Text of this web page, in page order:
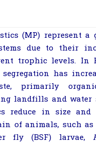
(MP) represent a
due to their
trophic levels. In
has
primarily
landfills and water
reduce in size
of animals, such as
fly (BSF) larvae,